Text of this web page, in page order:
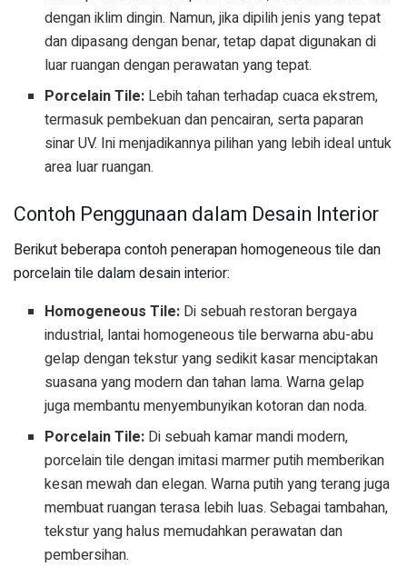
dengan iklim dingin. Namun, jika dipilih jenis yang tepat
dan dipasang dengan benar, tetap dapat digunakan di
luar ruangan dengan perawatan yang tepat.
Porcelain Tile: Lebih tahan terhadap cuaca ekstrem,
termasuk pembekuan dan pencairan, serta paparan
sinar UV. Ini menjadikannya pilihan yang lebih ideal untuk
area luar ruangan.
Contoh Penggunaan dalam Desain Interior
Berikut beberapa contoh penerapan homogeneous tile dan
porcelain tile dalam desain interior:
Homogeneous Tile: Di sebuah restoran bergaya
industrial, lantai homogeneous tile berwarna abu-abu
gelap dengan tekstur yang sedikit kasar menciptakan
suasana yang modern dan tahan lama. Warna gelap
juga membantu menyembunyikan kotoran dan noda.
Porcelain Tile: Di sebuah kamar mandi modern,
porcelain tile dengan imitasi marmer putih memberikan
kesan mewah dan elegan. Warna putih yang terang juga
membuat ruangan terasa lebih luas. Sebagai tambahan,
tekstur yang halus memudahkan perawatan dan
pembersihan.